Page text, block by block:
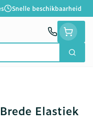
Snelle beschikbaarheid
Zoek
Elastiek